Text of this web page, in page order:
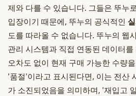
제와 다를 수 있습니다. 그들은 뚜누
입장이기 때문에, 뚜누의 공식적인
도를 따라올 수 없습니다. 뚜누의 웹
관리 시스템과 직접 연동된 데이터
오차도 없이 현재 구매 가능한 수량
'품절'이라고 표시된다면, 이는 전산
가 소진되었음을 의미하며, '재입고